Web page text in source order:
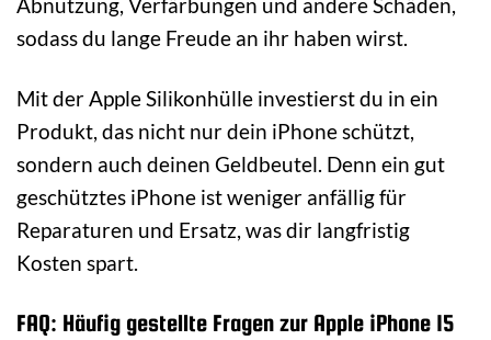
Abnutzung, Verfärbungen und andere Schäden,
sodass du lange Freude an ihr haben wirst.
Mit der Apple Silikonhülle investierst du in ein
Produkt, das nicht nur dein iPhone schützt,
sondern auch deinen Geldbeutel. Denn ein gut
geschütztes iPhone ist weniger anfällig für
Reparaturen und Ersatz, was dir langfristig
Kosten spart.
FAQ: Häufig gestellte Fragen zur Apple iPhone 15